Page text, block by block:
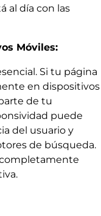
al día con las
Móviles:
Si tu página
en dispositivos
de tu
puede
del usuario y
de búsqueda.